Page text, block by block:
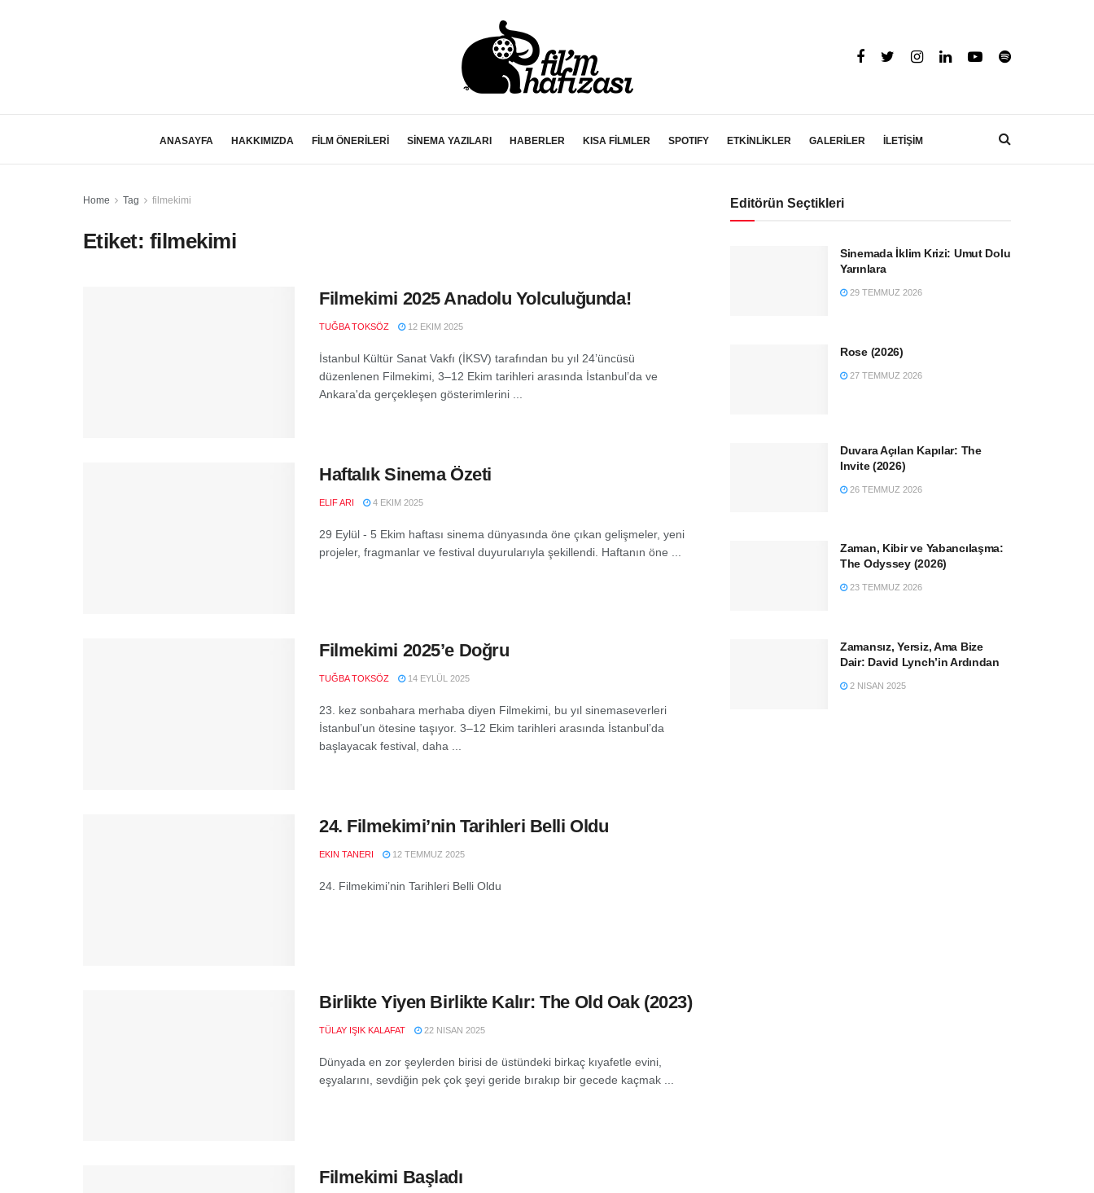
ANASAYFA HAKKIMIZDA FİLM ÖNERİLERİ SİNEMA YAZILARI HABERLER KISA FİLMLER SPOTIFY ETKİNLİKLER GALERİLER İLETİŞİM
Home Tag filmekimi
Etiket: filmekimi
Filmekimi 2025 Anadolu Yolculuğunda!
TUĞBA TOKSÖZ 12 EKIM 2025
İstanbul Kültür Sanat Vakfı (İKSV) tarafından bu yıl 24’üncüsü
düzenlenen Filmekimi, 3–12 Ekim tarihleri arasında İstanbul’da ve
Ankara'da gerçekleşen gösterimlerini ...
Haftalık Sinema Özeti
ELIF ARI 4 EKIM 2025
29 Eylül - 5 Ekim haftası sinema dünyasında öne çıkan gelişmeler, yeni
projeler, fragmanlar ve festival duyurularıyla şekillendi. Haftanın öne ...
Filmekimi 2025’e Doğru
TUĞBA TOKSÖZ 14 EYLÜL 2025
23. kez sonbahara merhaba diyen Filmekimi, bu yıl sinemaseverleri
İstanbul’un ötesine taşıyor. 3–12 Ekim tarihleri arasında İstanbul’da
başlayacak festival, daha ...
24. Filmekimi’nin Tarihleri Belli Oldu
EKIN TANERI 12 TEMMUZ 2025
24. Filmekimi’nin Tarihleri Belli Oldu
Birlikte Yiyen Birlikte Kalır: The Old Oak (2023)
TÜLAY IŞIK KALAFAT 22 NISAN 2025
Dünyada en zor şeylerden birisi de üstündeki birkaç kıyafetle evini,
eşyalarını, sevdiğin pek çok şeyi geride bırakıp bir gecede kaçmak ...
Filmekimi Başladı
Editörün Seçtikleri
Sinemada İklim Krizi: Umut Dolu
Yarınlara
29 TEMMUZ 2026
Rose (2026)
27 TEMMUZ 2026
Duvara Açılan Kapılar: The
Invite (2026)
26 TEMMUZ 2026
Zaman, Kibir ve Yabancılaşma:
The Odyssey (2026)
23 TEMMUZ 2026
Zamansız, Yersiz, Ama Bize
Dair: David Lynch’in Ardından
2 NISAN 2025